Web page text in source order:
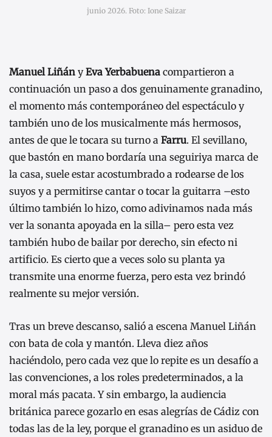
junio 2026. Foto: Ione Saizar
Manuel Liñán yEva Yerbabuena compartieron a
continuación un paso a dos genuinamente granadino,
el momento más contemporáneo del espectáculo y
también uno de los musicalmente más hermosos,
antes de que le tocara su turno a Farru. El sevillano,
que bastón en mano bordaría una seguiriya marca de
la casa, suele estar acostumbrado a rodearse de los
suyos y a permitirse cantar o tocar la guitarra –esto
último también lo hizo, como adivinamos nada más
ver la sonanta apoyada en la silla– pero esta vez
también hubo de bailar por derecho, sin efecto ni
artificio. Es cierto que a veces solo su planta ya
transmite una enorme fuerza, pero esta vez brindó
realmente su mejor versión.
Tras un breve descanso, salió a escena Manuel Liñán
con bata de cola y mantón. Lleva diez años
haciéndolo, pero cada vez que lo repite es un desafío a
las convenciones, a los roles predeterminados, a la
moral más pacata. Y sin embargo, la audiencia
británica parece gozarlo en esas alegrías de Cádiz con
todas las de la ley, porque el granadino es un asiduo de